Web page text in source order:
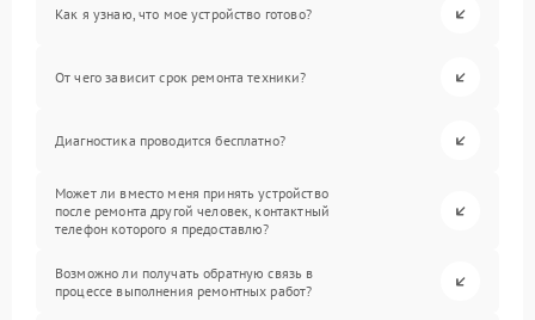
Как я узнаю, что мое устройство готово?
От чего зависит срок ремонта техники?
Диагностика проводится бесплатно?
Может ли вместо меня принять устройство
после ремонта другой человек, контактный
телефон которого я предоставлю?
Возможно ли получать обратную связь в
процессе выполнения ремонтных работ?